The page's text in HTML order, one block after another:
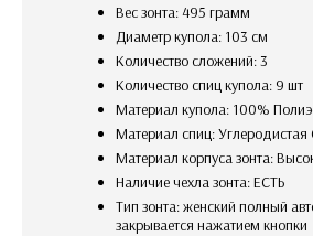
Вес зонта: 495 грамм
Диаметр купола: 103 см
Количество сложений: 3
Количество спиц купола: 9 шт
Материал купола: 100%
Материал спиц:
Материал корпуса зонта:
Наличие чехла зонта: ЕСТЬ
Тип зонта: женский полный автомат, открывается и
закрывается нажатием кнопки